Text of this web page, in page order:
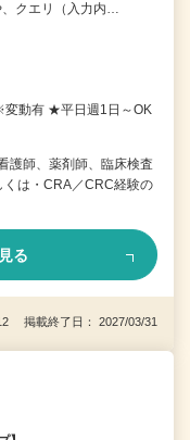
、クエリ（入力内…
動有 ★平日週1日～OK
護師、薬剤師、臨床検査
は・CRA／CRC経験の
る
掲載終了日： 2027/03/31